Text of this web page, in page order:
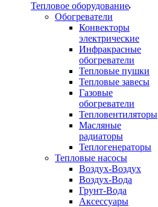
Тепловое оборудование
Обогреватели
Конвекторы
электрические
Инфракрасные
обогреватели
Тепловые пушки
Тепловые завесы
Газовые
обогреватели
Тепловентиляторы
Масляные
радиаторы
Теплогенераторы
Тепловые насосы
Воздух-Воздух
Воздух-Вода
Грунт-Вода
Аксессуары